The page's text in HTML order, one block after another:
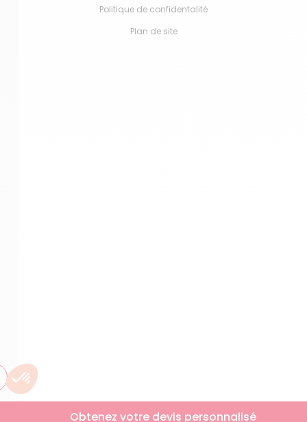
Politique de confidentalité
Plan de site
Obtenez votre devis personnalisé